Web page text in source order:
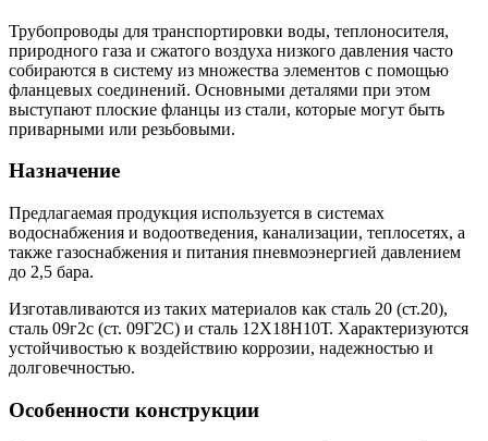
Трубопроводы для транспортировки воды, теплоносителя,
природного газа и сжатого воздуха низкого давления часто
собираются в систему из множества элементов с помощью
фланцевых соединений. Основными деталями при этом
выступают плоские фланцы из стали, которые могут быть
приварными или резьбовыми.
Назначение
Предлагаемая продукция используется в системах
водоснабжения и водоотведения, канализации, теплосетях, а
также газоснабжения и питания пневмоэнергией давлением
до 2,5 бара.
Изготавливаются из таких материалов как сталь 20 (ст.20),
сталь 09г2с (ст. 09Г2С) и сталь 12Х18Н10Т. Характеризуются
устойчивостью к воздействию коррозии, надежностью и
долговечностью.
Особенности конструкции